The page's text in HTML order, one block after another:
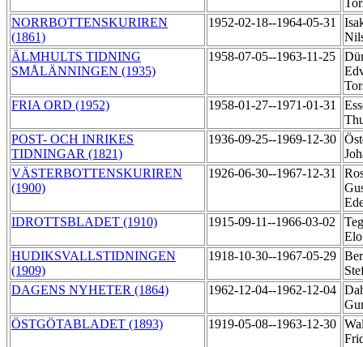
NORRBOTTENSKURIREN
(1861)
1952-02-18--1964-05-31
ÄLMHULTS TIDNING
SMÅLÄNNINGEN (1935)
1958-07-05--1963-11-25
FRIA ORD (1952)
1958-01-27--1971-01-31
POST- OCH INRIKES
TIDNINGAR (1821)
1936-09-25--1969-12-30
VÄSTERBOTTENSKURIREN
(1900)
1926-06-30--1967-12-31
IDROTTSBLADET (1910)
1915-09-11--1966-03-02
HUDIKSVALLSTIDNINGEN
(1909)
1918-10-30--1967-05-29
DAGENS NYHETER (1864)
1962-12-04--1962-12-04
ÖSTGÖTABLADET (1893)
1919-05-08--1963-12-30